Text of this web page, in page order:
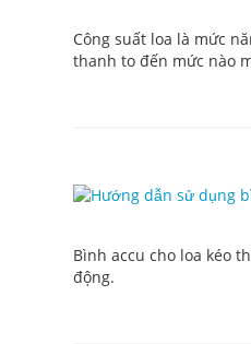
Công suất loa là mức
thanh to đến mức nào
Bình accu cho loa kéo
động.